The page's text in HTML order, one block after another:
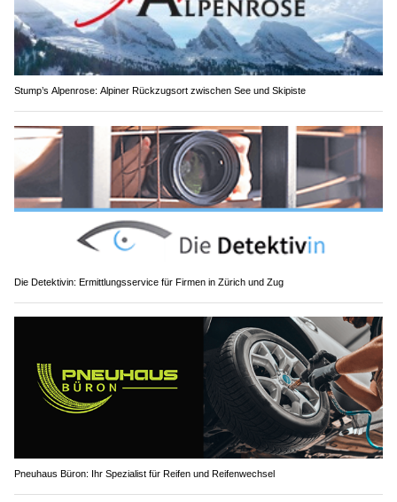
Stump’s Alpenrose: Alpiner Rückzugsort zwischen See und Skipiste
Die Detektivin: Ermittlungsservice für Firmen in Zürich und Zug
Pneuhaus Büron: Ihr Spezialist für Reifen und Reifenwechsel